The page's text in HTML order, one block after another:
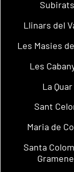
Subirats
Llinars del
Les Masies
Les
La Quar
Sant
Maria de
Santa